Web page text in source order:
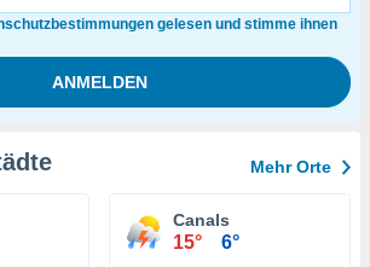
gelesen und stimme ihnen
Mehr Orte
Canals
15° 6°